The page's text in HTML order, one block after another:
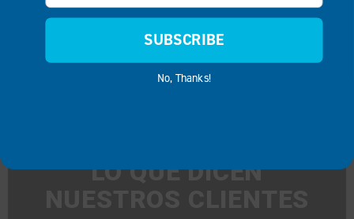
LO QUE DICEN
SUBSCRIBE
No, Thanks!